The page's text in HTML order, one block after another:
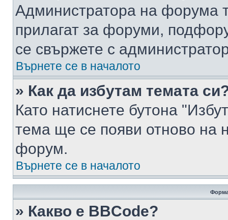
Администратора на форума
прилагат за форуми,
се свържете с
Върнете се в началото
» Как да избутам темата
Като натиснете бутона
тема ще се появи отново на
форум.
Върнете се в началото
» Какво е BBCode?